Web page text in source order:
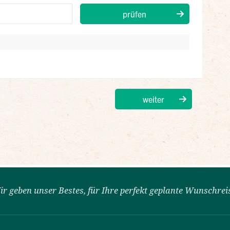
geben unser Bestes, für Ihre perfekt geplante